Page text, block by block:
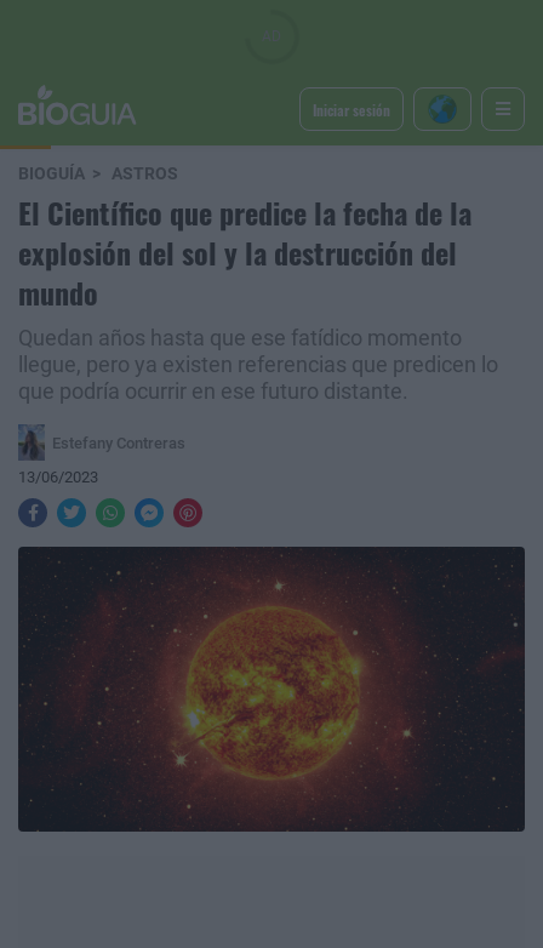
Iniciar sesión
BIOGUÍA ASTROS
El Científico que predice la fecha de la
explosión del sol y la destrucción del
mundo
Quedan años hasta que ese fatídico momento
llegue, pero ya existen referencias que predicen lo
que podría ocurrir en ese futuro distante.
Estefany Contreras
13/06/2023